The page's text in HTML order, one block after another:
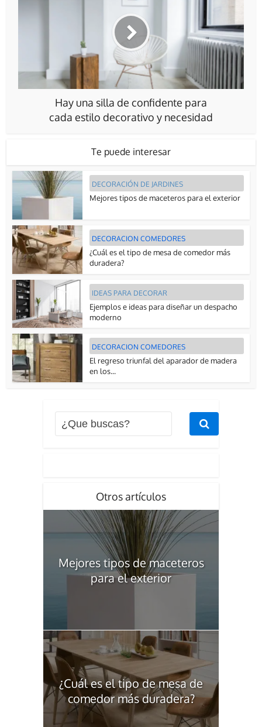
Hay una silla de confidente para
cada estilo decorativo y necesidad
Te puede interesar
DECORACIÓN DE JARDINES
Mejores tipos de maceteros para el exterior
DECORACION COMEDORES
¿Cuál es el tipo de mesa de comedor más
duradera?
IDEAS PARA DECORAR
Ejemplos e ideas para diseñar un despacho
moderno
DECORACION COMEDORES
El regreso triunfal del aparador de madera
en los...
Otros artículos
Mejores tipos de maceteros
para el exterior
¿Cuál es el tipo de mesa de
comedor más duradera?